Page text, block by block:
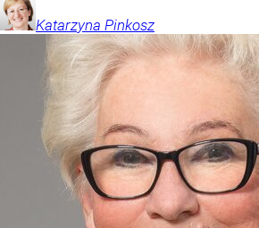
Katarzyna Pinkosz